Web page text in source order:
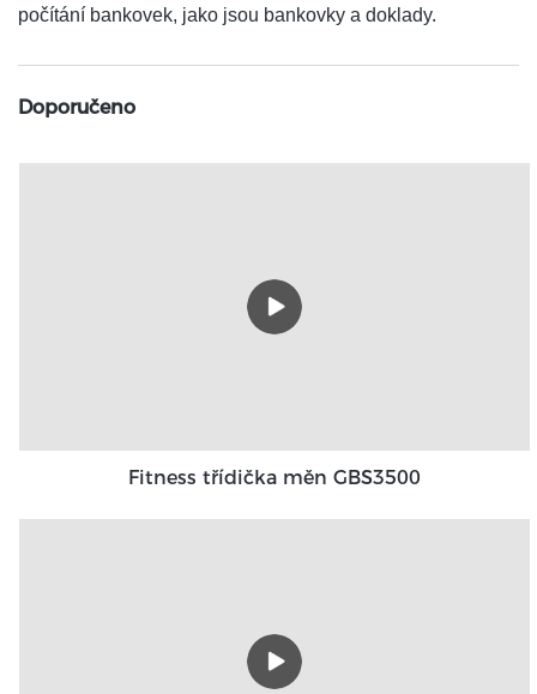
počítání bankovek, jako jsou bankovky a doklady.
Doporučeno
Fitness třídička měn GBS3500